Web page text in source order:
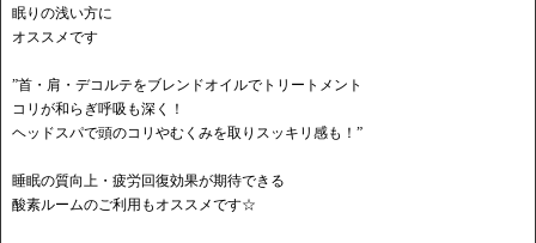
眠りの浅い方に
オススメです
”首・肩・デコルテをブレンドオイルでトリートメント
コリが和らぎ呼吸も深く！
ヘッドスパで頭のコリやむくみを取りスッキリ感も！”
睡眠の質向上・疲労回復効果が期待できる
酸素ルームのご利用もオススメです☆